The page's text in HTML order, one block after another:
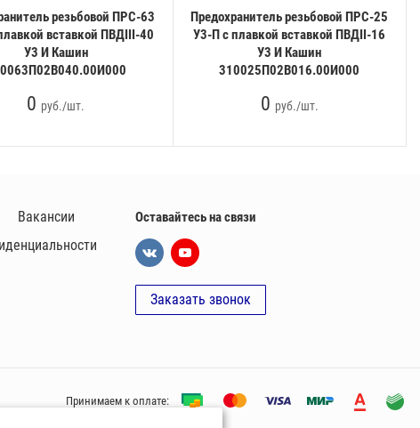
резьбовой ПРС-63
вставкой ПВДIII-40
У3 И Кашин
0 руб./шт.
Предохранитель резьбовой ПРС-25
У3-П с плавкой вставкой ПВДII-16
У3 И Кашин
310025П02В016.00И000
0 руб./шт.
Вакансии
Оставайтесь на связи
Заказать звонок
Принимаем к оплате: